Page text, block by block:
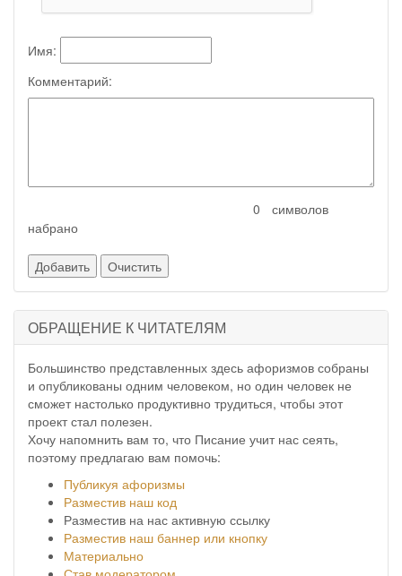
Имя:
Комментарий:
символов
набрано
ОБРАЩЕНИЕ К ЧИТАТЕЛЯМ
Большинство представленных здесь афоризмов собраны
и опубликованы одним человеком, но один человек не
сможет настолько продуктивно трудиться, чтобы этот
проект стал полезен.
Хочу напомнить вам то, что Писание учит нас сеять,
поэтому предлагаю вам помочь:
Публикуя афоризмы
Разместив наш код
Разместив на нас активную ссылку
Разместив наш баннер или кнопку
Материально